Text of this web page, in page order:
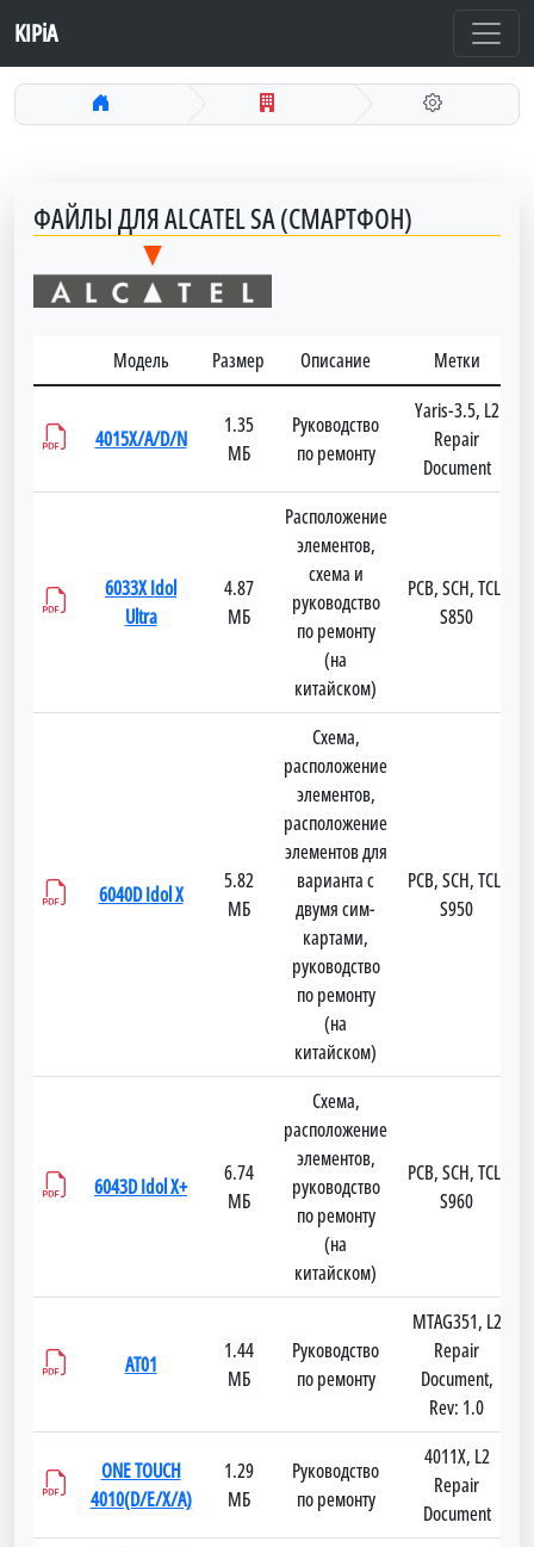
KIPiA
ФАЙЛЫ ДЛЯ ALCATEL SA (СМАРТФОН)
Модель Размер Описание Метки
4015X/A/D/N
1.35
МБ
Руководство
по ремонту
Yaris-3.5, L2
Repair
Document
6033X Idol
Ultra
4.87
МБ
Расположение
элементов,
схема и
руководство
по ремонту
(на
китайском)
PCB, SCH, TCL-
S850
6040D Idol X
5.82
МБ
Схема,
расположение
элементов,
расположение
элементов для
варианта с
двумя сим-
картами,
руководство
по ремонту
(на
китайском)
PCB, SCH, TCL-
S950
6043D Idol X+
6.74
МБ
Схема,
расположение
элементов,
руководство
по ремонту
(на
китайском)
PCB, SCH, TCL-
S960
AT01
1.44
МБ
Руководство
по ремонту
MTAG351, L2
Repair
Document,
Rev: 1.0
ONE TOUCH
4010(D/E/X/A)
1.29
МБ
Руководство
по ремонту
4011X, L2
Repair
Document